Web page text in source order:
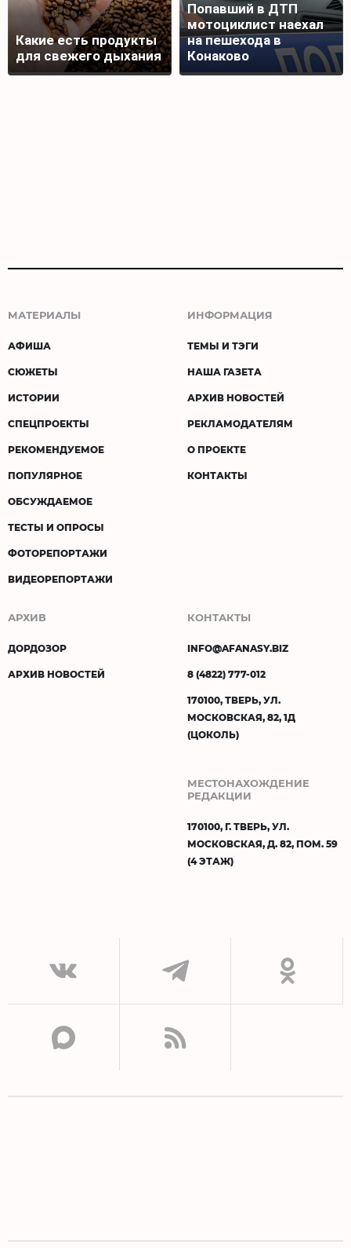
Какие есть продукты
для свежего дыхания
Попавший в ДТП
мотоциклист наехал
на пешехода в
Конаково
МАТЕРИАЛЫ
АФИША
СЮЖЕТЫ
ИСТОРИИ
СПЕЦПРОЕКТЫ
РЕКОМЕНДУЕМОЕ
ПОПУЛЯРНОЕ
ОБСУЖДАЕМОЕ
ТЕСТЫ И ОПРОСЫ
ФОТОРЕПОРТАЖИ
ВИДЕОРЕПОРТАЖИ
ИНФОРМАЦИЯ
ТЕМЫ И ТЭГИ
НАША ГАЗЕТА
АРХИВ НОВОСТЕЙ
РЕКЛАМОДАТЕЛЯМ
О ПРОЕКТЕ
КОНТАКТЫ
АРХИВ
ДОРДОЗОР
АРХИВ НОВОСТЕЙ
КОНТАКТЫ
INFO@AFANASY.BIZ
8 (4822) 777-012
170100, ТВЕРЬ, УЛ.
МОСКОВСКАЯ, 82, 1Д
(ЦОКОЛЬ)
МЕСТОНАХОЖДЕНИЕ
РЕДАКЦИИ
170100, Г. ТВЕРЬ, УЛ.
МОСКОВСКАЯ, Д. 82, ПОМ. 59
(4 ЭТАЖ)